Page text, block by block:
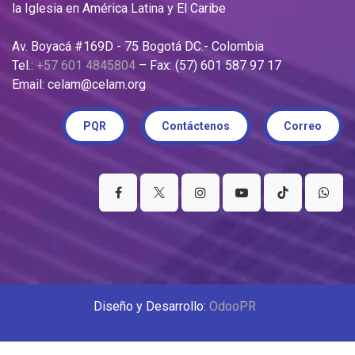
la Iglesia en América Latina y El Caribe
Av. Boyacá #169D - 75 Bogotá DC.- Colombia
Tel.: +57 601 4845804 – Fax: (57) 601 587 97 17
Email: celam@celam.org
PQR Contáctenos Correo
Diseño y Desarrollo: OdooPR